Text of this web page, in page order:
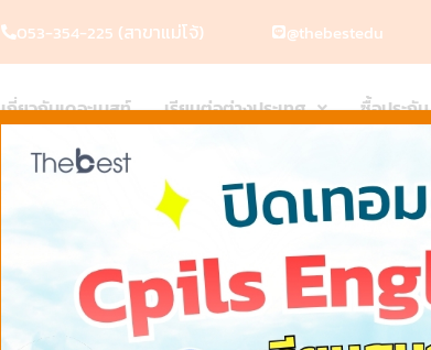
053-354-225 (สาขาแม่โจ้) @thebestedu
เกี่ยวกับเดอะเบสท์ เรียนต่อต่างประเทศ ซื้อประกัน